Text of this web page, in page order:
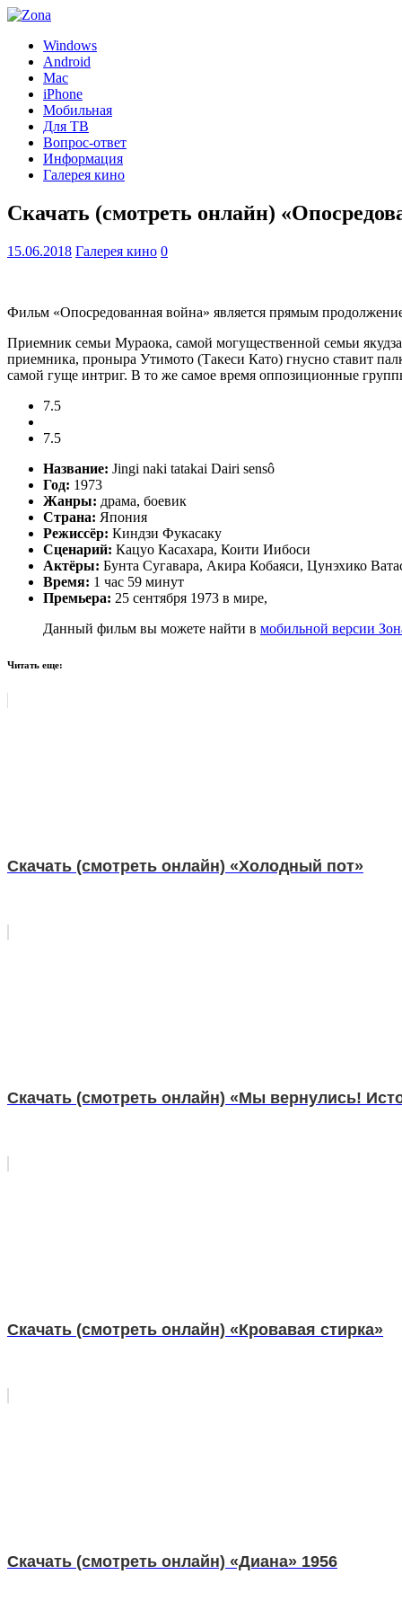
Windows
Android
Mac
iPhone
Мобильная
Для ТВ
Вопрос-ответ
Информация
Галерея кино
Скачать (смотреть онлайн)
15.06.2018 Галерея кино 0
Фильм «Опосредованная война» является прямым
Приемник семьи Мураока, самой могущественной семьи
приемника, проныра Утимото (Такеси Като) гнусно ставит
самой гуще интриг. В то же самое время оппозиционные
7.5
7.5
Название: Jingi naki tatakai Dairi sensô
Год: 1973
Жанры: драма, боевик
Страна: Япония
Режиссёр: Киндзи Фукасаку
Сценарий: Кацуо Касахара, Коити Иибоси
Актёры: Бунта Сугавара, Акира Кобаяси, Цунэхико
Время: 1 час 59 минут
Премьера: 25 сентября 1973 в мире,
Данный фильм вы можете найти в мобильной версии
Читать еще:
Скачать (смотреть онлайн) «Холодный пот»
Скачать (смотреть онлайн) «Мы вернулись!
Скачать (смотреть онлайн) «Кровавая стирка»
Скачать (смотреть онлайн) «Диана» 1956